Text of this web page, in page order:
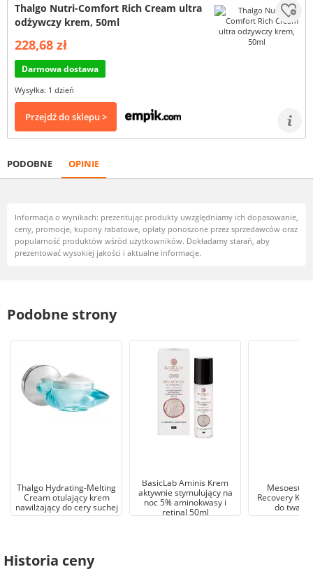
Thalgo Nutri-Comfort Rich Cream ultra
odżywczy krem, 50ml
228,68 zł
Darmowa dostawa
Wysyłka: 1 dzień
Przejdź do sklepu >
PODOBNE OPINIE
Informacja o wynikach: prezentując produkty uwzględniamy ich dopasowanie,
ceny, promocje, kupony rabatowe, opłaty ponoszone przez sprzedawców oraz
popularność produktów wśród użytkowników. Dokładamy starań, aby
prezentować wysokiej jakości i aktualne informacje.
Podobne strony
Thalgo Hydrating-Melting
Cream otulający krem
nawilżający do cery suchej
BasicLab Aminis Krem
aktywnie stymulujący na
noc 5% aminokwasy i
retinal 50ml
Recovery
do
Historia ceny